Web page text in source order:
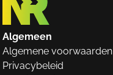
Algemeen
Algemene voorwaarden
Privacybeleid